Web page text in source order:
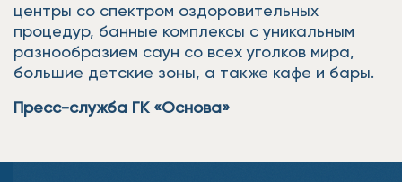
центры со спектром оздоровительных
процедур, банные комплексы с уникальным
разнообразием саун со всех уголков мира,
большие детские зоны, а также кафе и бары.
Пресс-служба ГК «Основа»